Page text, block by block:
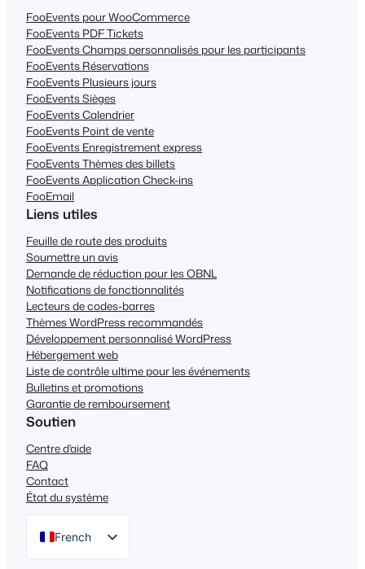
FooEvents pour WooCommerce
FooEvents PDF Tickets
FooEvents Champs personnalisés pour les participants
FooEvents Réservations
FooEvents Plusieurs jours
FooEvents Sièges
FooEvents Calendrier
FooEvents Point de vente
FooEvents Enregistrement express
FooEvents Thèmes des billets
FooEvents Application Check-ins
FooEmail
Liens utiles
Feuille de route des produits
Soumettre un avis
Demande de réduction pour les OBNL
Notifications de fonctionnalités
Lecteurs de codes-barres
Thèmes WordPress recommandés
Développement personnalisé WordPress
Hébergement web
Liste de contrôle ultime pour les événements
Bulletins et promotions
Garantie de remboursement
Soutien
Centre d'aide
FAQ
Contact
État du système
French